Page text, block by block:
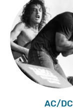
AC/DC